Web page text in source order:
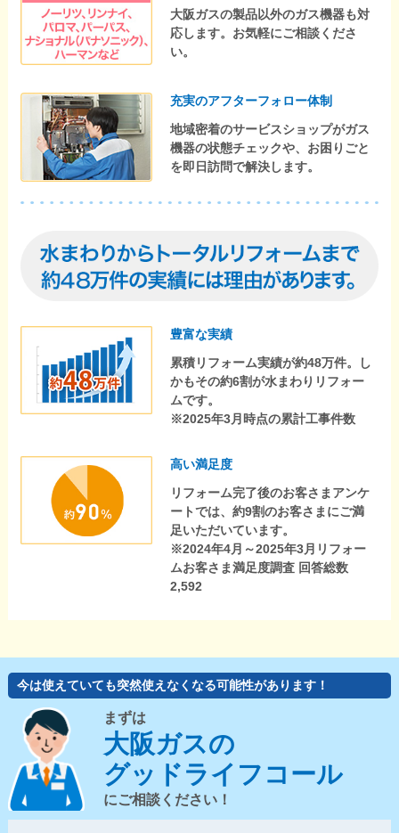
大阪ガスの製品以外のガス機器も対
応します。お気軽にご相談くださ
い。
充実のアフターフォロー体制
地域密着のサービスショップがガス
機器の状態チェックや、お困りごと
を即日訪問で解決します。
豊富な実績
累積リフォーム実績が約48万件。し
かもその約6割が水まわりリフォー
ムです。
※2025年3月時点の累計工事件数
高い満足度
リフォーム完了後のお客さまアンケ
ートでは、約9割のお客さまにご満
足いただいています。
※2024年4月～2025年3月リフォー
ムお客さま満足度調査 回答総数
2,592
今は使えていても突然使えなくなる可能性があります！
まずは
大阪ガスの
グッドライフコール
にご相談ください！